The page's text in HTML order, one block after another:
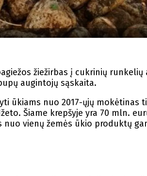
žiežirbas į cukrinių
augintojų sąskaita.
ūkiams nuo 2017-ųjų mokėtinas
Šiame krepšyje yra 70 mln.
vienų žemės ūkio produktų